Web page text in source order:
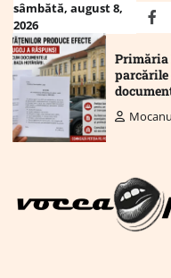
Skip
content
sâmbătă, august 8,
2026
Primăria
parcările